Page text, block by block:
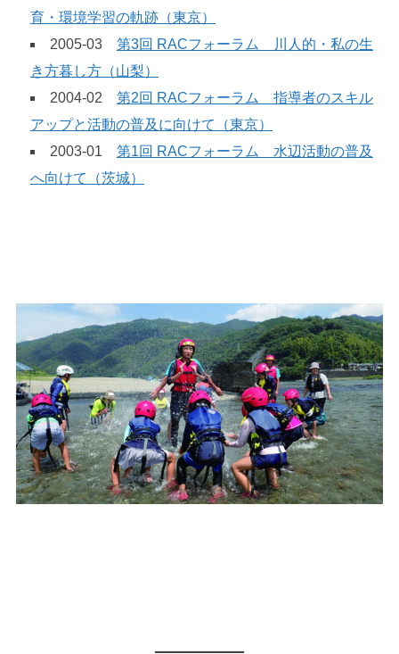
育・環境学習の軌跡（東京）
2005-03 第3回 RACフォーラム 川人的・私の生
き方暮し方（山梨）
2004-02 第2回 RACフォーラム 指導者のスキル
アップと活動の普及に向けて（東京）
2003-01 第1回 RACフォーラム 水辺活動の普及
へ向けて（茨城）